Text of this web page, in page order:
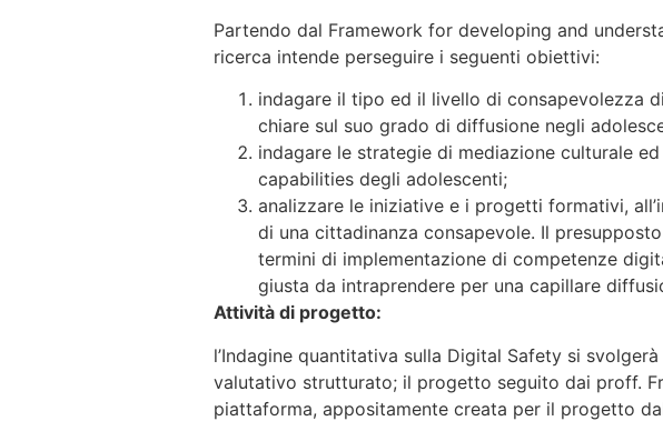
Partendo dal Framework for developing and
ricerca intende perseguire i seguenti obiettivi:
indagare il tipo ed il livello di consapevolezza
chiare sul suo grado di diffusione negli
indagare le strategie di mediazione culturale
capabilities degli adolescenti;
analizzare le iniziative e i progetti formativi,
di una cittadinanza consapevole. Il
termini di implementazione di competenze
giusta da intraprendere per una capillare
Attività di progetto:
l’Indagine quantitativa sulla Digital Safety si
valutativo strutturato; il progetto seguito dai proff.
piattaforma, appositamente creata per il progetto